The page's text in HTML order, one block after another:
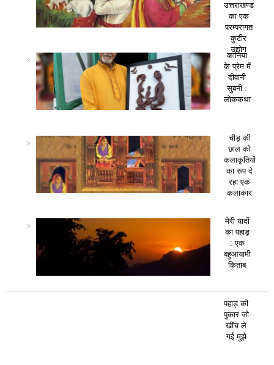
उत्तराखण्ड
का एक
परम्परागत
कुटीर
उद्योग
कानिया
के प्रेम में
दीवानी
सुबनी :
लोककथा
चीड़ की
छाल को
कलाकृतियों
का रूप दे
रहा एक
कलाकार
मेरी यादों
का पहाड़
: एक
बहुआयामी
किताब
पहाड़ की
पुकार जो
खींच ले
गई मुझे